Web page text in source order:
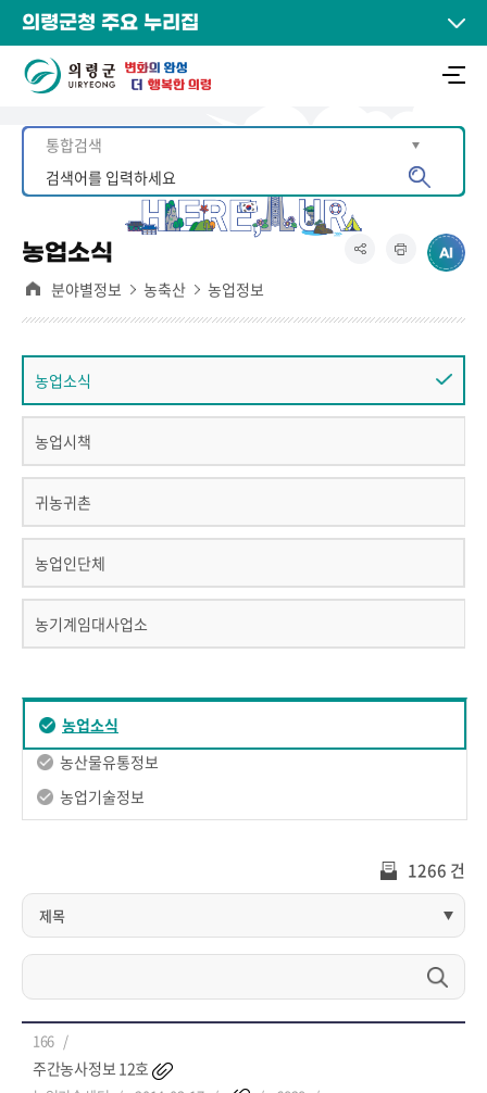
의령군청 주요 누리집
농업소식
분야별정보 농축산 농업정보
농업소식
농업시책
귀농귀촌
농업인단체
농기계임대사업소
농업소식
농산물유통정보
농업기술정보
1266 건
166
주간농사정보 12호